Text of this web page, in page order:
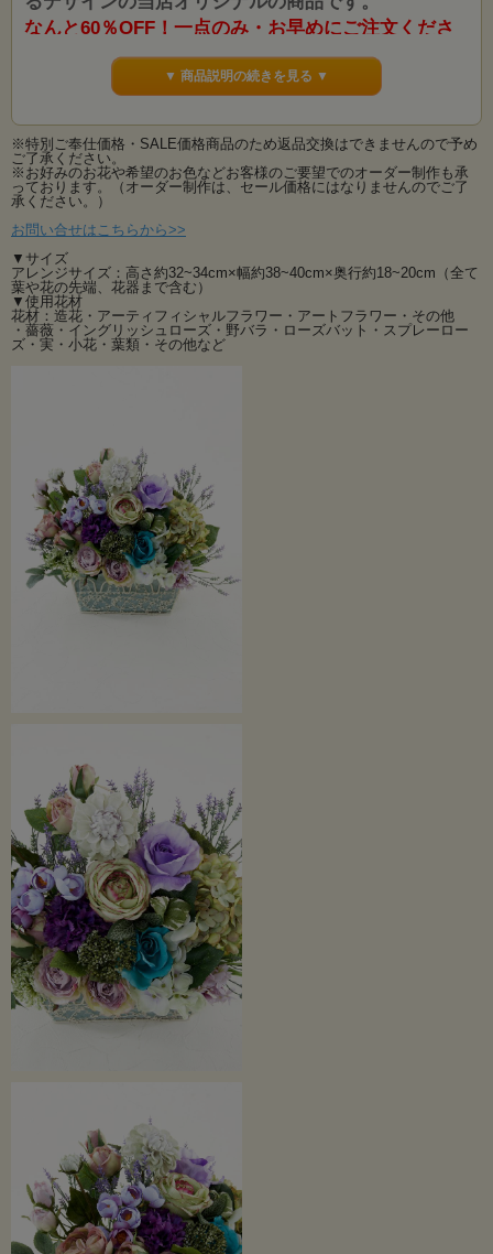
なんと60％OFF！一点のみ・お早めにご注文くださ
この「ローズガーデンシリーズ」は実店舗のある神奈川県綾瀬市の市花でもある
同市にある「ローズガーデン」にちなんだ商品ラインナップとなっております。
綾瀬市のローズガーデンは複数のエリアがあり、四季を通して様々なエリアごと
に薔薇の魅力をご堪能いただける素敵な庭園です。
当店の「ローズガーデンシリーズ」はそんな庭園のエリアに咲き誇るバラたちを
ご自宅でも感じてお楽しみいただけるようデザイン
す。
薔薇をメインにバラのお花をより美しく引き立てる小花や実や葉たちをナチュラ
ルにアレンジした薔薇による薔薇のための
インテリアフラワーです。
多くの人に愛されるバラは様々なシーンにお使いいただけます。
ウイルスや感染症対策にもなり、細菌や雑菌の発生もありません。
また、ワイヤーアレンジメントは割れる心配も無く様々なご用途のプレゼント、
お見舞にも安心して贈れます。
薔薇のお花たっぷり使用したナチュラルテイストのワイヤーバスケットアレン
ジ。
お水や土を使わず衛生的な造花は扱いやすさも抜群！
カビや菌の発生、ウィルスの心配もなく安心してご自宅に飾れ、贈り物にもご使
用いただけます。
きます。
ご自宅用はもちろん、様々なお祝い・フラワーギフトに最適です。
※特別ご奉仕価格・SALE価格商品のため返品交換はできませんので予めご了承く
ださい。
ローズガーデンシリーズはこちらから>>
綾瀬市の「ローズガーデン」についてはこちらから>>
▼ 商品説明の続きを見る ▼
※特別ご奉仕価格・SALE価格商品のため返品交換はできませんので予め
ご了承ください。
※お好みのお花や希望のお色などお客様のご要望でのオーダー制作も承
っております。（オーダー制作は、セール価格にはなりませんのでご了
承ください。）
お問い合せはこちらから>>
▼サイズ
アレンジサイズ：高さ約32~34cm×幅約38~40cm×奥行約18~20cm（全て
葉や花の先端、花器まで含む）
▼使用花材
花材：造花・アーティフィシャルフラワー・アートフラワー・その他
・薔薇・イングリッシュローズ・野バラ・ローズバット・スプレーロー
ズ・実・小花・葉類・その他など